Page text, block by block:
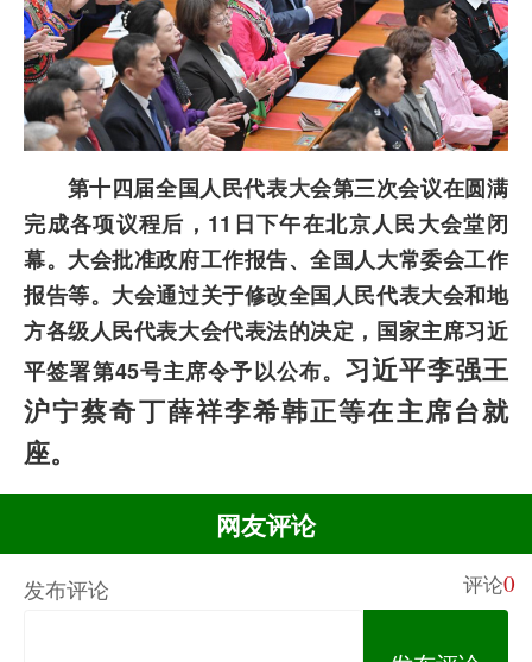
第十四届全国人民代表大会第三次会议在圆满
完成各项议程后， 11日下午在北京人民大会堂闭
幕。大会批准政府工作报告、全国人大常委会工作
报告等。大会通过关于修改全国人民代表大会和地
方各级人民代表大会代表法的决定，国家主席习近
平签署第45号主席令予以公布。 习近平李强王
沪宁蔡奇丁薛祥李希韩正等在主席台就
座。
网友评论
发布评论 评论0